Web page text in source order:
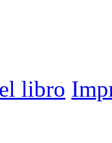
libro